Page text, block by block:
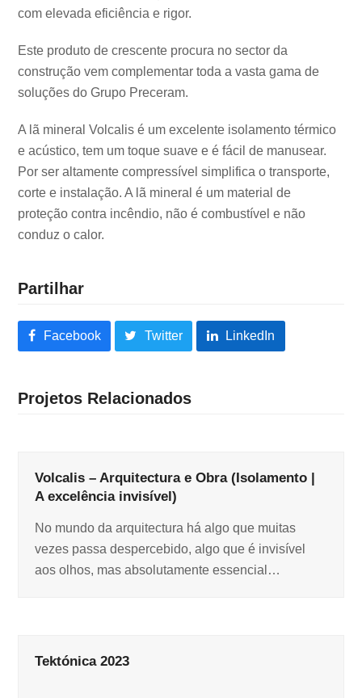
com elevada eficiência e rigor.
Este produto de crescente procura no sector da
construção vem complementar toda a vasta gama de
soluções do Grupo Preceram.
A lã mineral Volcalis é um excelente isolamento térmico
e acústico, tem um toque suave e é fácil de manusear.
Por ser altamente compressível simplifica o transporte,
corte e instalação. A lã mineral é um material de
proteção contra incêndio, não é combustível e não
conduz o calor.
Partilhar
Facebook Twitter LinkedIn
Projetos Relacionados
Volcalis – Arquitectura e Obra (Isolamento |
A excelência invisível)
No mundo da arquitectura há algo que muitas
vezes passa despercebido, algo que é invisível
aos olhos, mas absolutamente essencial…
Tektónica 2023